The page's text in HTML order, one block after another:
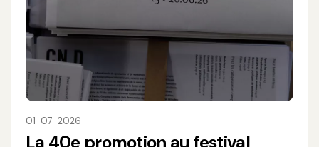
01-07-2026
La 40e promotion au festival